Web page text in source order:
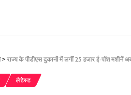
>राज्य के पीडीएस दुकानों में लगीं 25 हजार ई-पॉश मशीनें
लेटेस्ट